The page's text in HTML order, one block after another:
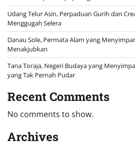
Udang Telur Asin, Perpaduan Gurih dan
Menggugah Selera
Danau Sole, Permata Alam yang
Menakjubkan
Tana Toraja, Negeri Budaya yang
yang Tak Pernah Pudar
Recent Comments
No comments to show.
Archives